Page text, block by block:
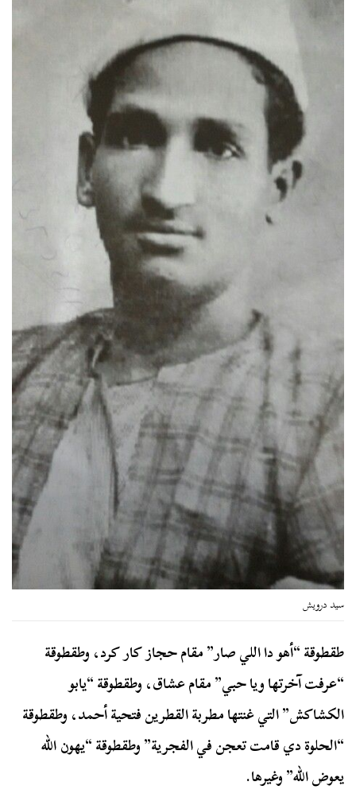
سيد درويش
طقطوقة “أهو دا اللي صار” مقام حجاز كار كرد، وطقطوقة
“عرفت آخرتها ويا حبي” مقام عشاق، وطقطوقة “يابو
الكشاكش” التي غنتها مطربة القطرين فتحية أحمد، وطقطوقة
“الحلوة دي قامت تعجن في الفجرية” وطقطوقة “يهون الله
يعوض الله” وغيرها.